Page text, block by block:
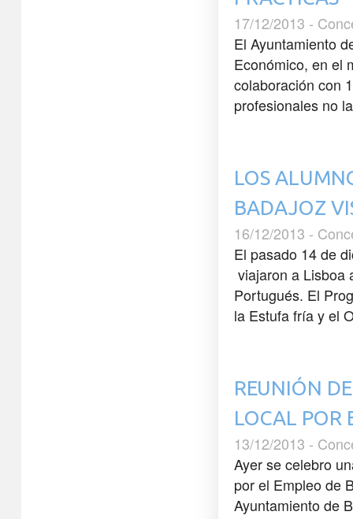
17/12/2013 -
El Ayuntamiento
Económico, en el
colaboración con
profesionales no
LOS
BADAJOZ
16/12/2013 -
El pasado 14 de
viajaron a Lisboa
Portugués. El
la Estufa fría y el
REUNIÓN
LOCAL POR
13/12/2013 -
Ayer se celebro
por el Empleo de
Ayuntamiento de